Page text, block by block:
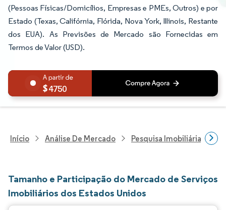
(Pessoas Físicas/Domicílios, Empresas e PMEs, Outros) e por
Estado (Texas, Califórnia, Flórida, Nova York, Illinois, Restante
dos EUA). As Previsões de Mercado são Fornecidas em
Termos de Valor (USD).
4750
Início Análise De Mercado Pesquisa Imobiliária E De
Tamanho e Participação do Mercado de Serviços
Imobiliários dos Estados Unidos